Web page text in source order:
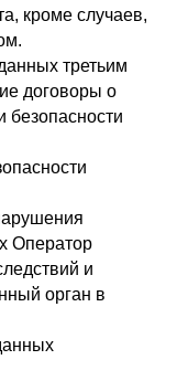
кроме случаев,
третьим
договоры о
безопасности
Оператор
и
орган в